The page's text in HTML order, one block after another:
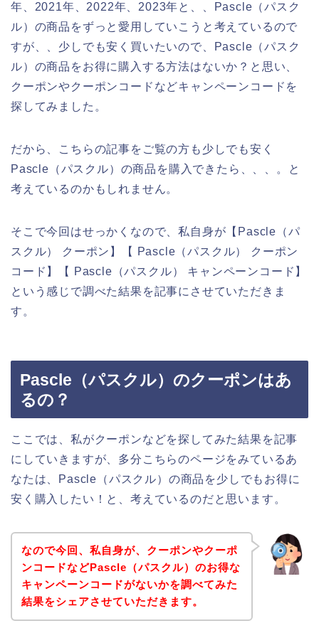
年、2021年、2022年、2023年と、、Pascle（パスク
ル）の商品をずっと愛用していこうと考えているので
すが、、少しでも安く買いたいので、Pascle（パスク
ル）の商品をお得に購入する方法はないか？と思い、
クーポンやクーポンコードなどキャンペーンコードを
探してみました。
だから、こちらの記事をご覧の方も少しでも安く
Pascle（パスクル）の商品を購入できたら、、、。と
考えているのかもしれません。
そこで今回はせっかくなので、私自身が【Pascle（パ
スクル） クーポン】【 Pascle（パスクル） クーポン
コード】【 Pascle（パスクル） キャンペーンコード】
という感じで調べた結果を記事にさせていただきま
す。
Pascle（パスクル）のクーポンはあ
るの？
ここでは、私がクーポンなどを探してみた結果を記事
にしていきますが、多分こちらのページをみているあ
なたは、Pascle（パスクル）の商品を少しでもお得に
安く購入したい！と、考えているのだと思います。
なので今回、私自身が、クーポンやクーポ
ンコードなどPascle（パスクル）のお得な
キャンペーンコードがないかを調べてみた
結果をシェアさせていただきます。